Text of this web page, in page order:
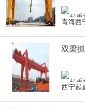
青海西
双梁
西宁起